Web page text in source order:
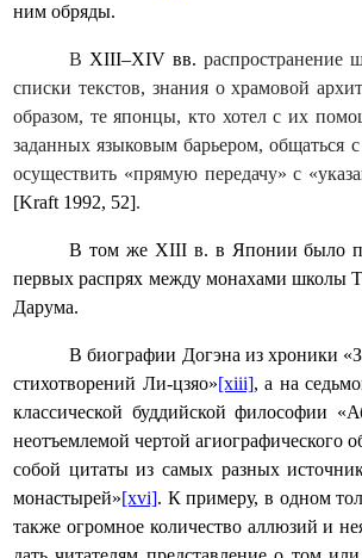
ним обряды.
ВXIII‒XIV вв. распространение
списки текстов, знания о храмовой
образом, те японцы, кто хотел с их
заданных языковым барьером, общаться
осуществить «прямую передачу» с
[Kraft1992, 52].
В том же XIII в. в Японии было
первых распрях между монахами школы
Дарума.
В биографии Догэна из хроники
стихотворений Ли-цзяо»[xiii], а на
классической буддийской философии
неотъемлемой чертой агиографического
собой цитаты из самых разных
монастырей»[xvi]. К примеру, в одном
также огромное количество аллюзий и